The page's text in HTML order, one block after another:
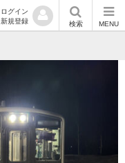
ログイン
新規登録
検索 MENU